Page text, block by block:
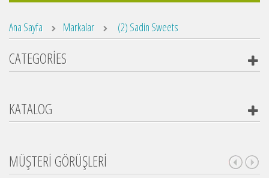
Ana Sayfa Markalar (2) Sadin Sweets
CATEGORIES
KATALOG
MÜŞTERİ GÖRÜŞLERİ